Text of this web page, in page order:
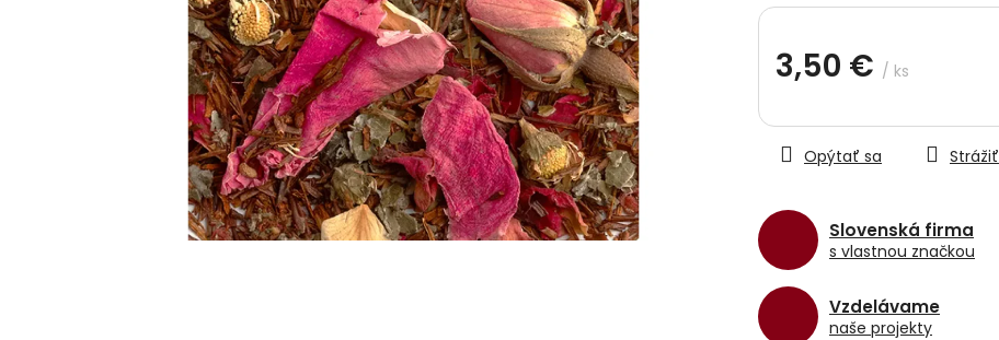
3,50 € / ks
cena:
Slovenská firma
s vlastnou značkou
Vzdelávame
naše projekty
Opýtať sa Strážiť
hviezdičiek.